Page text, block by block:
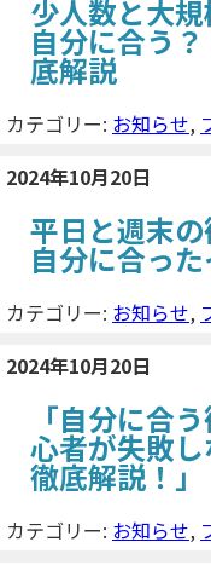
少人数と大
自分に合う
底解説
カテゴリー: お知らせ,
2024年10月20日
平日と週末の
自分に合っ
カテゴリー: お知らせ,
2024年10月20日
「自分に合
心者が失敗
徹底解説！」
カテゴリー: お知らせ,